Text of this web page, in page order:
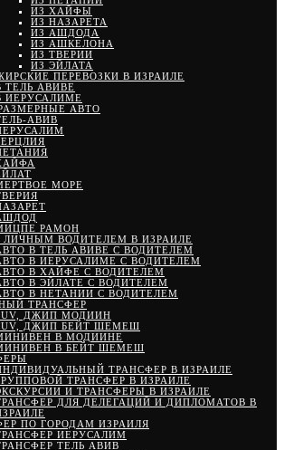
ИЗ ХАЙФЫ
ИЗ НАЗАРЕТА
ИЗ АШДОДА
ИЗ АШКЕЛОНА
ИЗ ТВЕРИИ
ИЗ ЭЙЛАТА
ПЕРЕВОЗКИ В ИЗРАИЛЕ
ТЕЛЬ АВИВЕ
ИЕРУСАЛИМЕ
АВТО
АВИВ
МОРЕ
РАМОН
ЛИЧНЫМ ВОДИТЕЛЕМ В ИЗРАИЛЕ
В ТЕЛЬ АВИВЕ С ВОДИТЕЛЕМ
В ИЕРУСАЛИМЕ С ВОДИТЕЛЕМ
В ХАЙФЕ С ВОДИТЕЛЕМ
В ЭЙЛАТЕ С ВОДИТЕЛЕМ
В НЕТАНИИ С ВОДИТЕЛЕМ
ТРАНСФЕР
ДЖИП МОДИИН
ДЖИП БЕЙТ ШЕМЕШ
В МОДИИНЕ
В БЕЙТ ШЕМЕШ
ТРАНСФЕР В ИЗРАИЛЕ
ТРАНСФЕР В ИЗРАИЛЕ
И ТРАНСФЕРЫ В ИЗРАИЛЕ
ДЛЯ ДЕЛЕГАЦИЙ И ДИПЛОМАТОВ В
ПО ГОРОДАМ ИЗРАИЛЯ
ИЕРУСАЛИМ
ТЕЛЬ АВИВ